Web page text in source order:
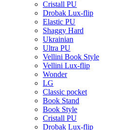
Cristall PU
Drobak Lux-flip
Elastic PU
Shaggy Hard
Ukrainian
Ultra PU
Vellini Book Style
Vellini Lux-flip
Wonder
LG
Classic pocket
Book Stand
Book Style
Cristall PU
Drobak Lux-flip